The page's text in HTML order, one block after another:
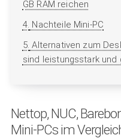
GB RAM reichen
4. Nachteile Mini-PC
5. Alternativen zum
sind leistungsstark und
Nettop, NUC,
Mini-PCs im